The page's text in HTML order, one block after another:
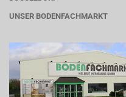
UNSER BODENFACHMARKT